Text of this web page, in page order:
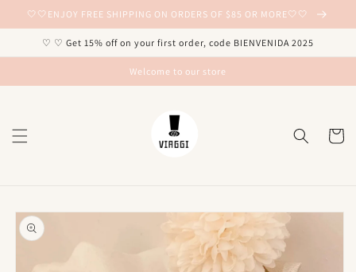
directamente
al contenido
🤍🤍ENJOY FREE SHIPPING ON ORDERS OF $85 OR MORE🤍🤍
♡ ♡ Get 15% off on your first order, code BIENVENIDA 2025
Welcome to our store
Carrito
directamente
a la
información